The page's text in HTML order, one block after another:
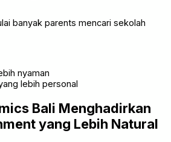
banyak parents mencari sekolah
nyaman
lebih personal
Bali Menghadirkan
yang Lebih Natural